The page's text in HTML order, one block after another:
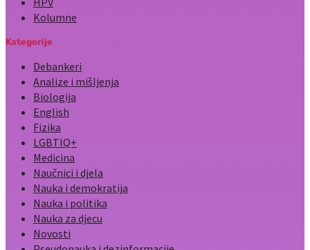
Kolumne
Kategorije
Debankeri
Analize i mišljenja
Biologija
English
Fizika
LGBTIQ+
Medicina
Naučnici i djela
Nauka i demokratija
Nauka i politika
Nauka za djecu
Novosti